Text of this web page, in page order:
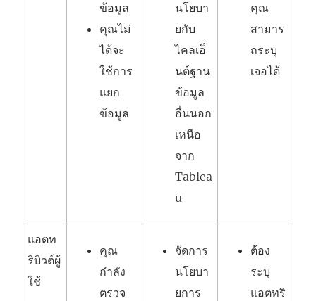
ข้อมูล
คุณไม่
ได้จะ
ใช้การ
แยก
ข้อมูล
นโยบา
ยกับ
ไคลเอ็
นต์ฐาน
ข้อมูล
อื่นนอก
เหนือ
จาก
Tablea
u
คุณ
สามาร
ถระบุ
เจอได้
แอตท
ริบิวต์ผู้
ใช้
คุณ
กำลัง
ตรวจ
จัดการ
นโยบา
ยการ
ต้อง
ระบุ
แอตทริ